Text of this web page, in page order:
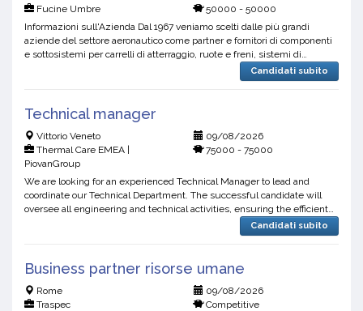
Fucine Umbre
50000 - 50000
Informazioni sull'Azienda Dal 1967 veniamo scelti dalle più grandi
aziende del settore aeronautico come partner e fornitori di componenti
e sottosistemi per carrelli di atterraggio, ruote e freni, sistemi di
Candidati subito
Technical manager
Vittorio Veneto
09/08/2026
Thermal Care EMEA |
PiovanGroup
75000 - 75000
We are looking for an experienced Technical Manager to lead and
coordinate our Technical Department. The successful candidate will
oversee all engineering and technical activities, ensuring the efficient
Candidati subito
Business partner risorse umane
Rome
09/08/2026
Traspec
Competitive